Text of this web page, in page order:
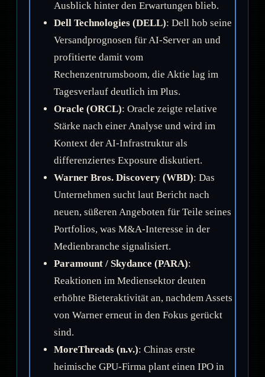
Ausblick hinter den Erwartungen blieb.
Dell Technologies (DELL): Dell hob seine
Versandprognosen für AI-Server an und
profitierte damit vom
Rechenzentrumsboom, die Aktie lag im
Tagesverlauf deutlich im Plus.
Oracle (ORCL): Oracle zeigte relative
Stärke nach einer Analyse und wird im
Kontext der AI-Infrastruktur als
differenziertes Exposure diskutiert.
Warner Bros. Discovery (WBD): Das
Unternehmen sucht laut Bericht nach
neuen, süßeren Angeboten für Teile seines
Portfolios, was M&A-Interesse in der
Medienbranche signalisiert.
Paramount / Skydance (PARA):
Reaktionen im Mediensektor deuten
erhöhte Bieteraktivität an, nachdem Assets
von Warner erneut in den Fokus gerückt
sind.
MoreThreads (n.v.): Chinas erste
heimische GPU-Firma plant einen IPO in